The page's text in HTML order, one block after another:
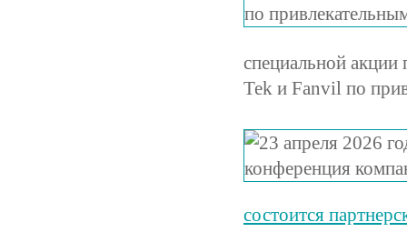
специальной
Tek и Fanvil по
состоится